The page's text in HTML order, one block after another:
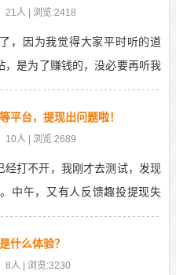
21人 | 浏览:2418
，因为我觉得大家平时听的道
是为了赚钱的，没必要再听我
成功，可能已经过时了...
平台，提现出问题啦！
10人 | 浏览:2689
经打不开，我刚才去测试，发现
中午，又有人反馈趣投提现失
人帮，花花视频，花花...
什么体验？
8人 | 浏览:3230